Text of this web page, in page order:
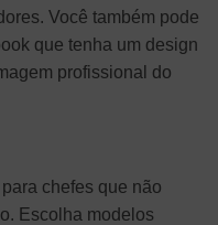
Você também pode
que tenha um design
profissional do
chefes que não
Escolha modelos